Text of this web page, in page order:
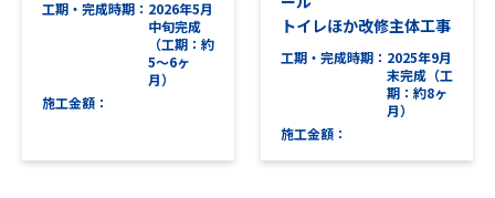
工期・完成時期
2026年5月
中旬完成
（工期：約
5～6ヶ
月）
施工金額
トイレほか改修主体工事
工期・完成時期
2025年9月
末完成（工
期：約8ヶ
月）
施工金額